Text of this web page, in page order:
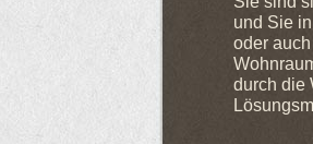
und Sie
oder
durch die